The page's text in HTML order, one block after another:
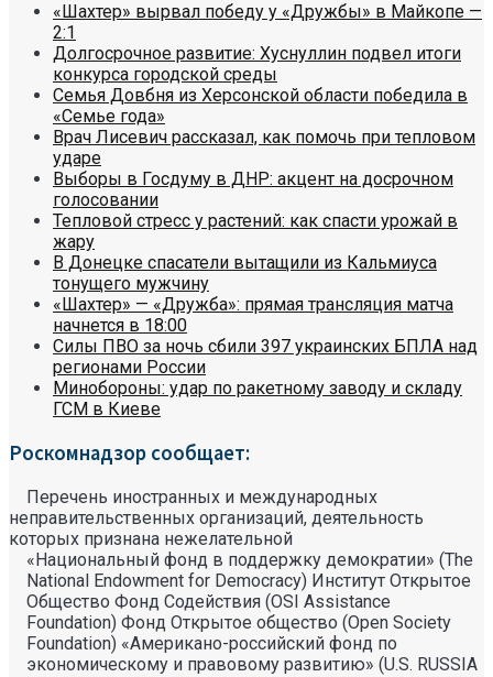
«Шахтер» вырвал победу у «Дружбы» в Майкопе —
2:1
Долгосрочное развитие: Хуснуллин подвел итоги
конкурса городской среды
Семья Довбня из Херсонской области победила в
«Семье года»
Врач Лисевич рассказал, как помочь при тепловом
ударе
Выборы в Госдуму в ДНР: акцент на досрочном
голосовании
Тепловой стресс у растений: как спасти урожай в
жару
В Донецке спасатели вытащили из Кальмиуса
тонущего мужчину
«Шахтер» — «Дружба»: прямая трансляция матча
начнется в 18:00
Силы ПВО за ночь сбили 397 украинских БПЛА над
регионами России
Минобороны: удар по ракетному заводу и складу
ГСМ в Киеве
Роскомнадзор сообщает:
Перечень иностранных и международных
неправительственных организаций, деятельность
которых признана нежелательной
«Национальный фонд в поддержку демократии» (The
National Endowment for Democracy) Институт Открытое
Общество Фонд Содействия (OSI Assistance
Foundation) Фонд Открытое общество (Open Society
Foundation) «Американо-российский фонд по
экономическому и правовому развитию» (U.S. RUSSIA